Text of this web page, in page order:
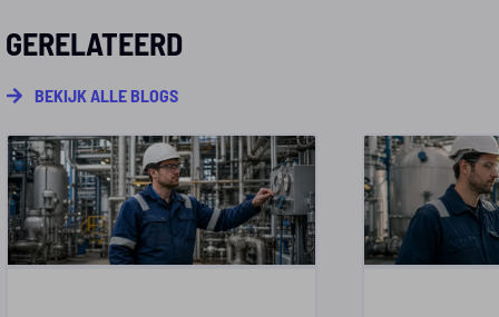
GERELATEERD
BEKIJK ALLE BLOGS